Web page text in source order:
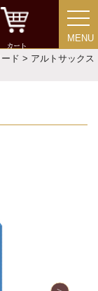
カート
MENU
MENU
ド > アルトサックス